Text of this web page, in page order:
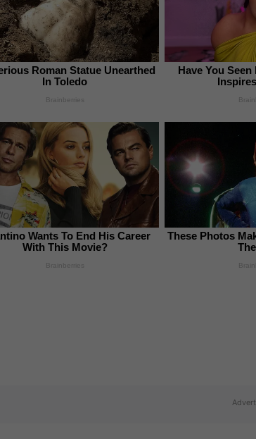
Roman Statue Unearthed
In Toledo
Brainberries
Have You
Wants To End His Career
With This Movie?
Brainberries
These Photos